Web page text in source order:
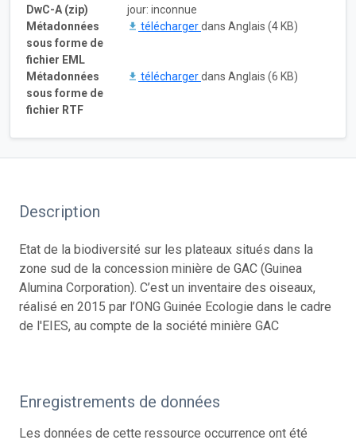
DwC-A (zip)
jour: inconnue
Métadonnées
sous forme de
fichier EML
téléchargerdans Anglais (4 KB)
Métadonnées
sous forme de
fichier RTF
téléchargerdans Anglais (6 KB)
Description
Etat de la biodiversité sur les plateaux situés dans la
zone sud de la concession minière de GAC (Guinea
Alumina Corporation). C’est un inventaire des oiseaux,
réalisé en 2015 par l’ONG Guinée Ecologie dans le cadre
de l'EIES, au compte de la société minière GAC
Enregistrements de données
Les données de cette ressource occurrence ont été